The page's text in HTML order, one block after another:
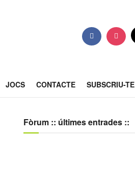
JOCS CONTACTE SUBSCRIU-TE
Fòrum :: últimes entrades ::